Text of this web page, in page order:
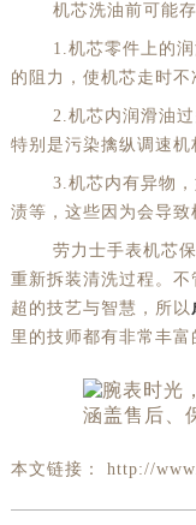
机芯洗油前可能存
1.机芯零件上的润
的阻力，使机芯走时不
2.机芯内润滑油过多
特别是污染擒纵调速
3.机芯内有异物，
渍等，这些因为会导
劳力士手表机芯保
重新拆装清洗过程。
超的技艺与智慧，所以
里的技师都有非常丰富
本文链接： http://